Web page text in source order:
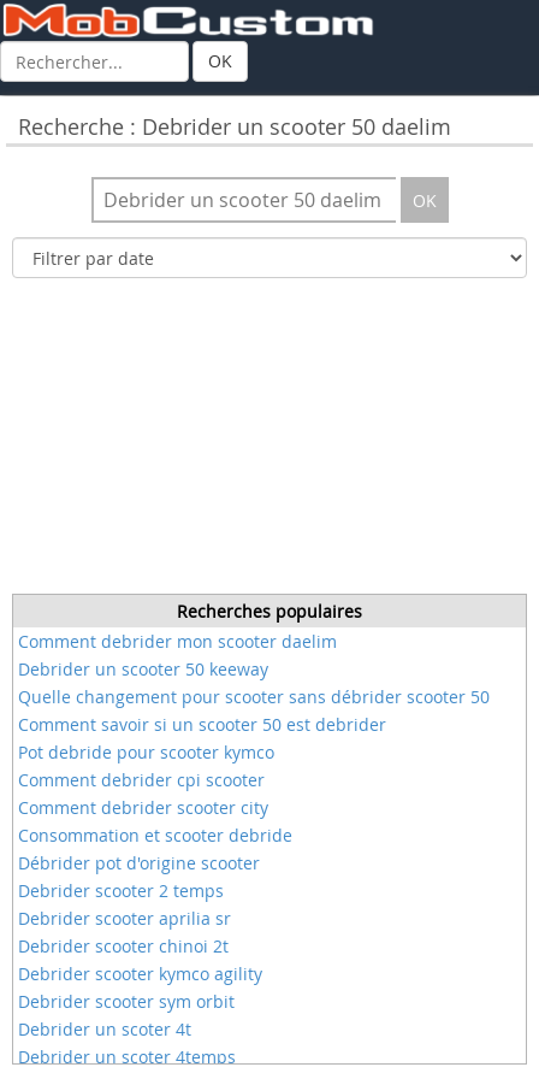
OK
Recherche : Debrider un scooter 50 daelim
OK
Recherches populaires
Comment debrider mon scooter daelim
Debrider un scooter 50 keeway
Quelle changement pour scooter sans débrider scooter 50
Comment savoir si un scooter 50 est debrider
Pot debride pour scooter kymco
Comment debrider cpi scooter
Comment debrider scooter city
Consommation et scooter debride
Débrider pot d'origine scooter
Debrider scooter 2 temps
Debrider scooter aprilia sr
Debrider scooter chinoi 2t
Debrider scooter kymco agility
Debrider scooter sym orbit
Debrider un scoter 4t
Debrider un scoter 4temps